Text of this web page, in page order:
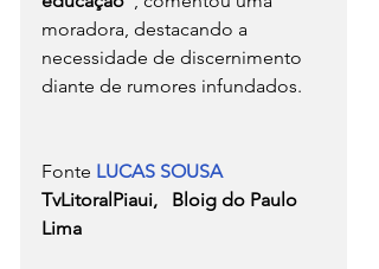
moradora, destacando a
necessidade de discernimento
diante de rumores infundados.
Fonte LUCAS SOUSA
TvLitoralPiaui,   Bloig do Paulo
Lima